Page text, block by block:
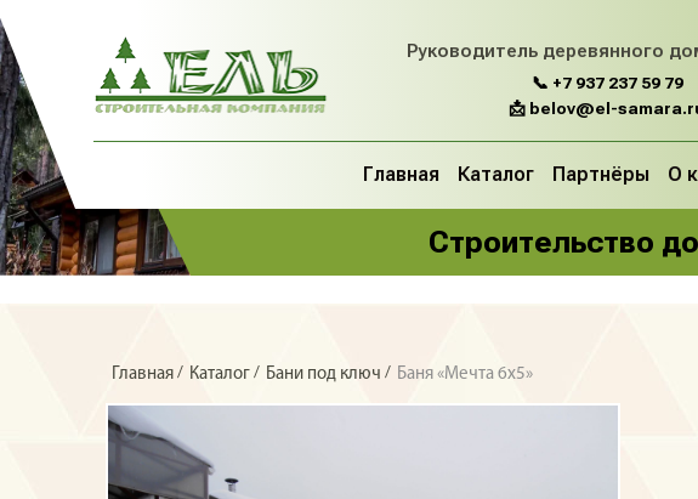
Руководитель деревянного
📞 +7 937 237 59 79
📩 belov@el-
Главная Каталог Партнёры О
Строительство
Главная / Каталог / Бани под ключ / Баня «Мечта 6х5»